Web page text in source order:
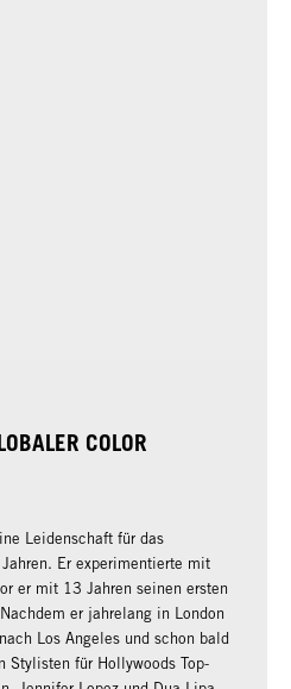
COLOR
Leidenschaft für das
Er experimentierte mit
er mit 13 Jahren seinen ersten
er jahrelang in London
Los Angeles und schon bald
Stylisten für Hollywoods Top-